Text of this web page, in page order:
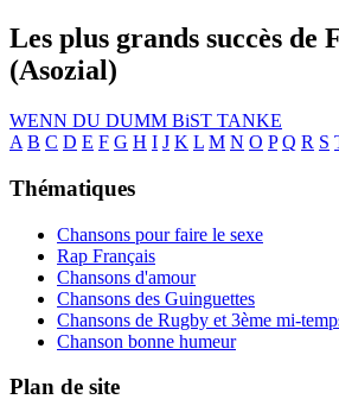
Les plus grands succès de
(Asozial)
WENN DU DUMM BiST TANKE
A B C D E F G H I J K L M N O P Q R S
Thématiques
Chansons pour faire le sexe
Rap Français
Chansons d'amour
Chansons des Guinguettes
Chansons de Rugby et 3ème mi-
Chanson bonne humeur
Plan de site